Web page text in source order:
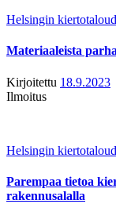
Helsingin
Materiaaleista
Kirjoitettu 18.9.2023
Ilmoitus
Helsingin
Parempaa tietoa
rakennusalalla